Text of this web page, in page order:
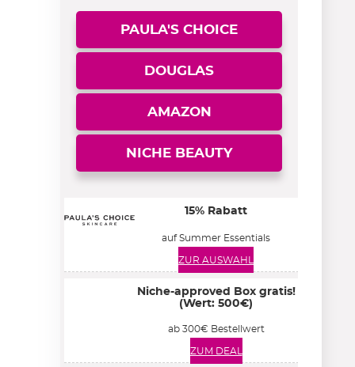
PAULA'S CHOICE
DOUGLAS
AMAZON
NICHE BEAUTY
15% Rabatt
auf Summer Essentials
ZUR AUSWAHL
Niche-approved Box gratis!
(Wert: 500€)
ab 300€ Bestellwert
ZUM DEAL